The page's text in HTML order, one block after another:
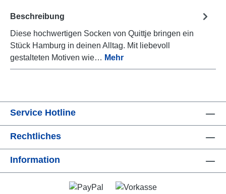
Beschreibung
Diese hochwertigen Socken von Quittje bringen ein
Stück Hamburg in deinen Alltag. Mit liebevoll
gestalteten Motiven wie… Mehr
Service Hotline
Rechtliches
Information